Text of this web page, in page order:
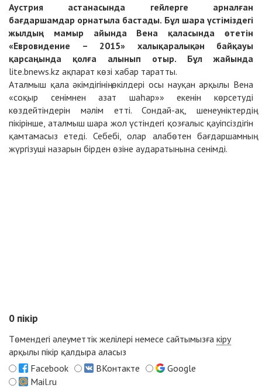
Аустрия астанасында гейлерге арналған
бағдаршамдар орнатыла бастады. Бұл шараүстіміздегі
жылдың мамыр айында Вена қаласындаөтетін
«Евровидение – 2015» халықаралықән байқауы
қарсаңында қолға алынып отыр. Бұл жайында
lite.bnews.kz ақпарат көзі хабар таратты.
Аталмыш қала әкімдігінің өкілдері осы науқан арқылы Вена
«соқыр сенімнен азат шаһар»» екенін көрсетуді
көздейтіндерін мәлім етті. Сондай-ақ, шенеуніктердің
пікірінше, аталмыш шара жол үстіндегі қозғалыс қауіпсіздігін
қамтамасыз етеді. Себебі, олар алабөтен бағдаршамның
жүргізуші назарын бірден өзіне аударатынына сенімді.
0 пікір
Төмендегі әлеуметтік желілері немесе сайтымызға кіру
арқылы пікір қалдыра аласыз
Facebook
ВКонтакте
Google
Mail.ru